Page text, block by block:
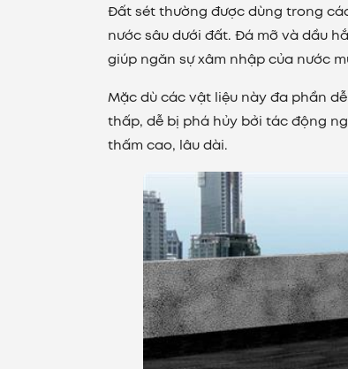
Đất sét thường được dùng trong
nước sâu dưới đất. Đá mỡ và dầu
giúp ngăn sự xâm nhập của nước
Mặc dù các vật liệu này đa phần
thấp, dễ bị phá hủy bởi tác động
thấm cao, lâu dài.